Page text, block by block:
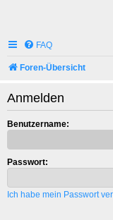
FAQ
Foren-Übersicht
Anmelden
Benutzername:
Passwort:
Ich habe mein Passwort